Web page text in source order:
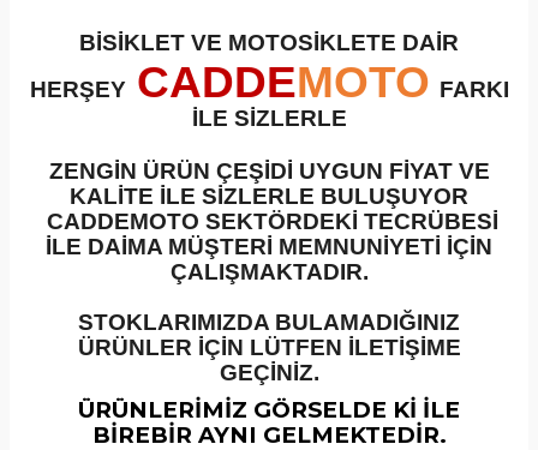
BİSİKLET VE MOTOSİKLETE DAİR
HERŞEY CADDEMOTO FARKI
İLE SİZLERLE
ZENGİN ÜRÜN ÇEŞİDİ UYGUN FİYAT VE
KALİTE İLE SİZLERLE BULUŞUYOR
CADDEMOTO SEKTÖRDEKİ TECRÜBESİ
İLE DAİMA MÜŞTERİ MEMNUNİYETİ İÇİN
ÇALIŞMAKTADIR.
STOKLARIMIZDA BULAMADIĞINIZ
ÜRÜNLER İÇİN LÜTFEN İLETİŞİME
GEÇİNİZ.
ÜRÜNLERİMİZ GÖRSELDE Kİ İLE
BİREBİR AYNI GELMEKTEDİR.